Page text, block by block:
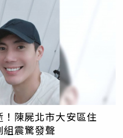
方公尺，內部設有超市、餐飲
設施等，停車場可容納約5000
及相關單位仍持續調查爆炸原
由於熊本地區稍早才發生強烈地
意餘震資訊，避免前往受損建築
，智慧判煙系統於上午9時34分
通報稽查人員到場調查；若確認
最高可裁處500萬元罰鍰。
陳屍北市大安區住
震驚發聲